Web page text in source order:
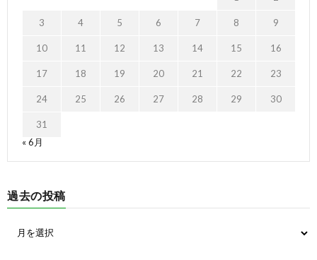
3 4 5 6 7 8 9
10 11 12 13 14 15 16
17 18 19 20 21 22 23
24 25 26 27 28 29 30
31
« 6月
過去の投稿